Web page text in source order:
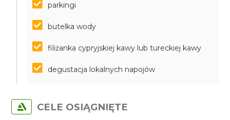
parkingi
butelka wody
filiżanka cypryjskiej kawy lub tureckiej kawy
degustacja lokalnych napojów
CELE OSIĄGNIĘTE